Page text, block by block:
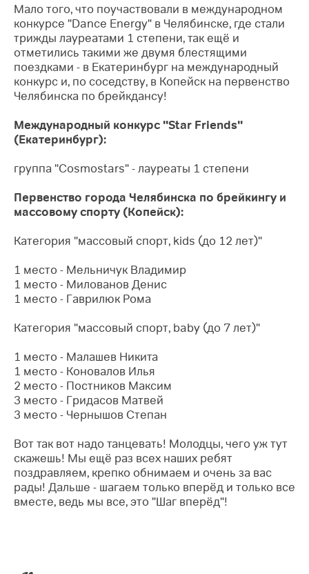
Мало того, что поучаствовали в международном
конкурсе "Dance Energy" в Челябинске, где стали
трижды лауреатами 1 степени, так ещё и
отметились такими же двумя блестящими
поездками - в Екатеринбург на международный
конкурс и, по соседству, в Копейск на первенство
Челябинска по брейкдансу!
Международный конкурс "Star Friends"
(Екатеринбург):
группа "Cosmostars" - лауреаты 1 степени
Первенство города Челябинска по брейкингу и
массовому спорту (Копейск):
Категория "массовый спорт, kids (до 12 лет)"
1 место - Мельничук Владимир
1 место - Милованов Денис
1 место - Гаврилюк Рома
Категория "массовый спорт, baby (до 7 лет)"
1 место - Малашев Никита
1 место - Коновалов Илья
2 место - Постников Максим
3 место - Гридасов Матвей
3 место - Чернышов Степан
Вот так вот надо танцевать! Молодцы, чего уж тут
скажешь! Мы ещё раз всех наших ребят
поздравляем, крепко обнимаем и очень за вас
рады! Дальше - шагаем только вперёд и только все
вместе, ведь мы все, это "Шаг вперёд"!